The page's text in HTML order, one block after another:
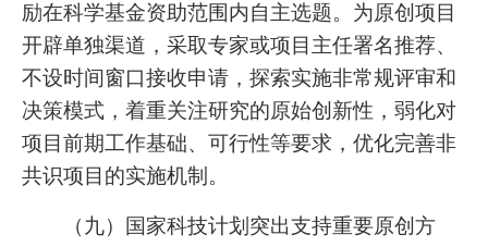
励在科学基金资助范围内自主选题。为原创项目
开辟单独渠道，采取专家或项目主任署名推荐、
不设时间窗口接收申请，探索实施非常规评审和
决策模式，着重关注研究的原始创新性，弱化对
项目前期工作基础、可行性等要求，优化完善非
共识项目的实施机制。
（九）国家科技计划突出支持重要原创方